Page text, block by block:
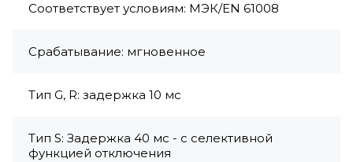
Соответствует условиям: МЭК/EN 61008
Срабатывание: мгновенное
Тип G, R: задержка 10 мс
Тип S: Задержка 40 мс - с селективной
функцией отключения